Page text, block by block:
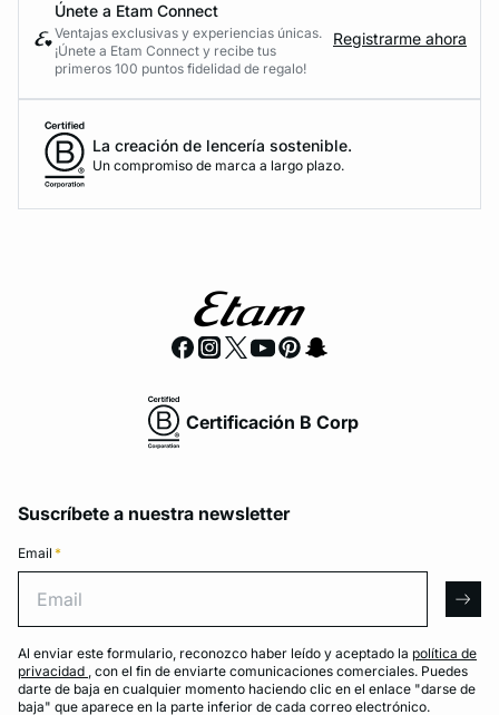
Únete a Etam Connect
Ventajas exclusivas y experiencias únicas.
¡Únete a Etam Connect y recibe tus
primeros 100 puntos fidelidad de regalo!
Registrarme ahora
La creación de lencería sostenible.
Un compromiso de marca a largo plazo.
Certificación B Corp
Suscríbete a nuestra newsletter
Email *
Al enviar este formulario, reconozco haber leído y aceptado la política de
privacidad , con el fin de enviarte comunicaciones comerciales. Puedes
darte de baja en cualquier momento haciendo clic en el enlace "darse de
baja" que aparece en la parte inferior de cada correo electrónico.